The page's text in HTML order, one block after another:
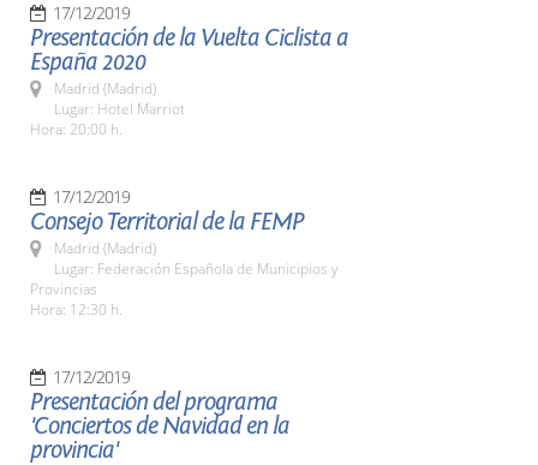
17/12/2019
Presentación de la Vuelta Ciclista a
España 2020
Madrid (Madrid)
Lugar: Hotel Marriot
Hora: 20:00 h.
17/12/2019
Consejo Territorial de la FEMP
Madrid (Madrid)
Lugar: Federación Española de Municipios y
Provincias
Hora: 12:30 h.
17/12/2019
Presentación del programa
'Conciertos de Navidad en la
provincia'